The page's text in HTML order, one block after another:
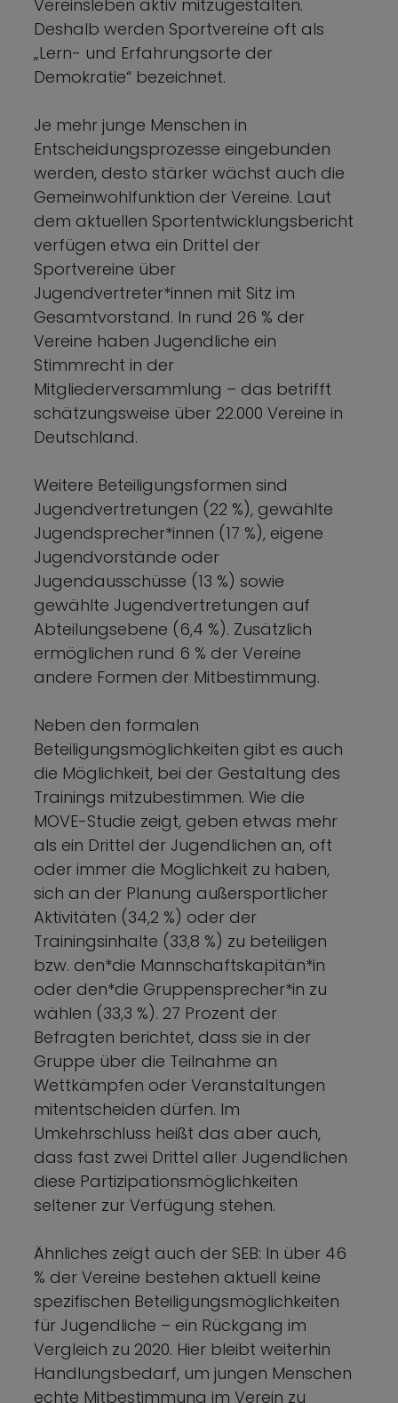
Vereinsleben aktiv mitzugestalten.
Deshalb werden Sportvereine oft als
„Lern- und Erfahrungsorte der
Demokratie“ bezeichnet.
Je mehr junge Menschen in
Entscheidungsprozesse eingebunden
werden, desto stärker wächst auch die
Gemeinwohlfunktion der Vereine. Laut
dem aktuellen Sportentwicklungsbericht
verfügen etwa ein Drittel der
Sportvereine über
Jugendvertreter*innen mit Sitz im
Gesamtvorstand. In rund 26 % der
Vereine haben Jugendliche ein
Stimmrecht in der
Mitgliederversammlung – das betrifft
schätzungsweise über 22.000 Vereine in
Deutschland.
Weitere Beteiligungsformen sind
Jugendvertretungen (22 %), gewählte
Jugendsprecher*innen (17 %), eigene
Jugendvorstände oder
Jugendausschüsse (13 %) sowie
gewählte Jugendvertretungen auf
Abteilungsebene (6,4 %). Zusätzlich
ermöglichen rund 6 % der Vereine
andere Formen der Mitbestimmung.
Neben den formalen
Beteiligungsmöglichkeiten gibt es auch
die Möglichkeit, bei der Gestaltung des
Trainings mitzubestimmen. Wie die
MOVE-Studie zeigt, geben etwas mehr
als ein Drittel der Jugendlichen an, oft
oder immer die Möglichkeit zu haben,
sich an der Planung außersportlicher
Aktivitäten (34,2 %) oder der
Trainingsinhalte (33,8 %) zu beteiligen
bzw. den*die Mannschaftskapitän*in
oder den*die Gruppensprecher*in zu
wählen (33,3 %). 27 Prozent der
Befragten berichtet, dass sie in der
Gruppe über die Teilnahme an
Wettkämpfen oder Veranstaltungen
mitentscheiden dürfen. Im
Umkehrschluss heißt das aber auch,
dass fast zwei Drittel aller Jugendlichen
diese Partizipationsmöglichkeiten
seltener zur Verfügung stehen.
Ähnliches zeigt auch der SEB: In über 46
% der Vereine bestehen aktuell keine
spezifischen Beteiligungsmöglichkeiten
für Jugendliche – ein Rückgang im
Vergleich zu 2020. Hier bleibt weiterhin
Handlungsbedarf, um jungen Menschen
echte Mitbestimmung im Verein zu